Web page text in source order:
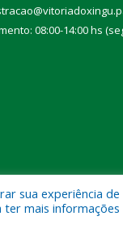
08:00-14:00 hs
sua experiência
mais